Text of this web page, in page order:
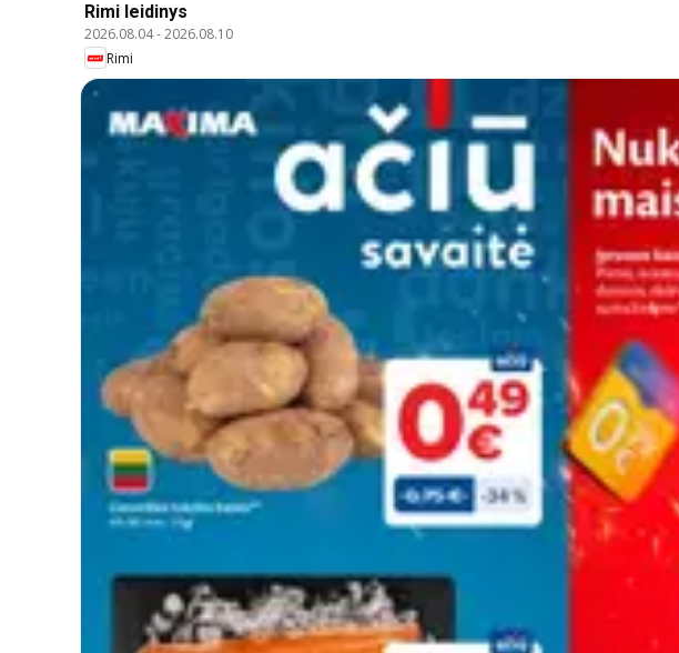
Rimi leidinys
2026.08.04-2026.08.10
Rimi